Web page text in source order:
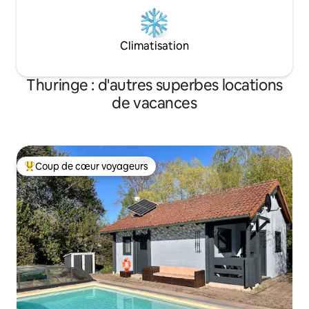
Climatisation
Thuringe : d'autres superbes locations
de vacances
Coups de cœur voyageurs les plus appréciés
Coup de cœur voyageurs